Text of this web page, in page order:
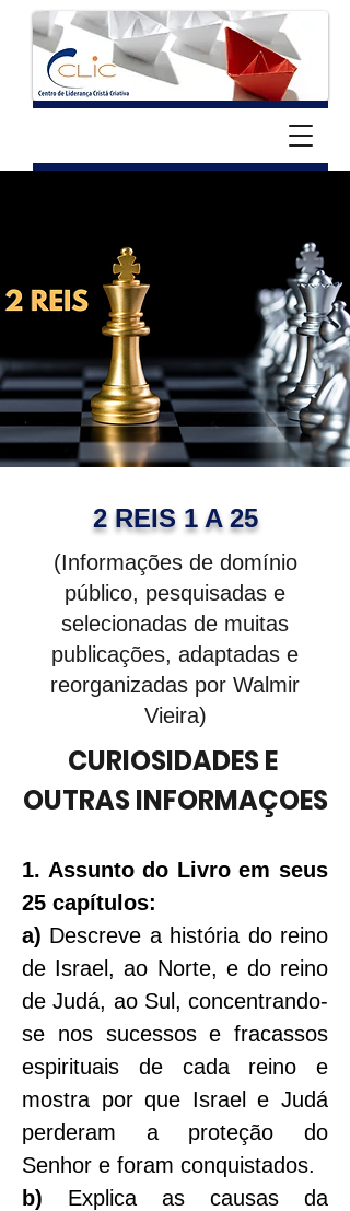
2 REIS 1 A 25
(Informações de domínio
público, pesquisadas e
selecionadas de muitas
publicações, adaptadas e
reorganizadas por Walmir
Vieira)
CURIOSIDADES E
OUTRAS INFORMAÇOES
1. Assunto do Livro em seus
25 capítulos:
a) Descreve a história do reino
de Israel, ao Norte, e do reino
de Judá, ao Sul, concentrando-
se nos sucessos e fracassos
espirituais de cada reino e
mostra por que Israel e Judá
perderam a proteção do
Senhor e foram conquistados.
b) Explica as causas da